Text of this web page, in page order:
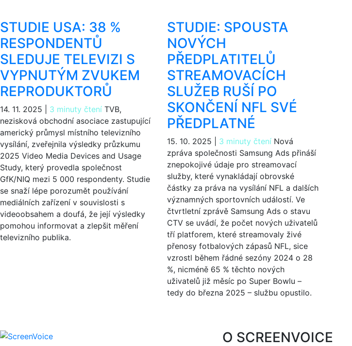
STUDIE USA: 38 %
RESPONDENTŮ
SLEDUJE TELEVIZI S
VYPNUTÝM ZVUKEM
REPRODUKTORŮ
14. 11. 2025 3 minuty čtení TVB,
nezisková obchodní asociace zastupující
americký průmysl místního televizního
vysílání, zveřejnila výsledky průzkumu
2025 Video Media Devices and Usage
Study, který provedla společnost
GfK/NIQ mezi 5 000 respondenty. Studie
se snaží lépe porozumět používání
mediálních zařízení v souvislosti s
videoobsahem a doufá, že její výsledky
pomohou informovat a zlepšit měření
televizního publika.
STUDIE: SPOUSTA
NOVÝCH
PŘEDPLATITELŮ
STREAMOVACÍCH
SLUŽEB RUŠÍ PO
SKONČENÍ NFL SVÉ
PŘEDPLATNÉ
15. 10. 2025 3 minuty čteníNová
zpráva společnosti Samsung Ads přináší
znepokojivé údaje pro streamovací
služby, které vynakládají obrovské
částky za práva na vysílání NFL a dalších
významných sportovních událostí. Ve
čtvrtletní zprávě Samsung Ads o stavu
CTV se uvádí, že počet nových uživatelů
tří platforem, které streamovaly živé
přenosy fotbalových zápasů NFL, sice
vzrostl během řádné sezóny 2024 o 28
%, nicméně 65 % těchto nových
uživatelů již měsíc po Super Bowlu –
tedy do března 2025 – službu opustilo.
O SCREENVOICE